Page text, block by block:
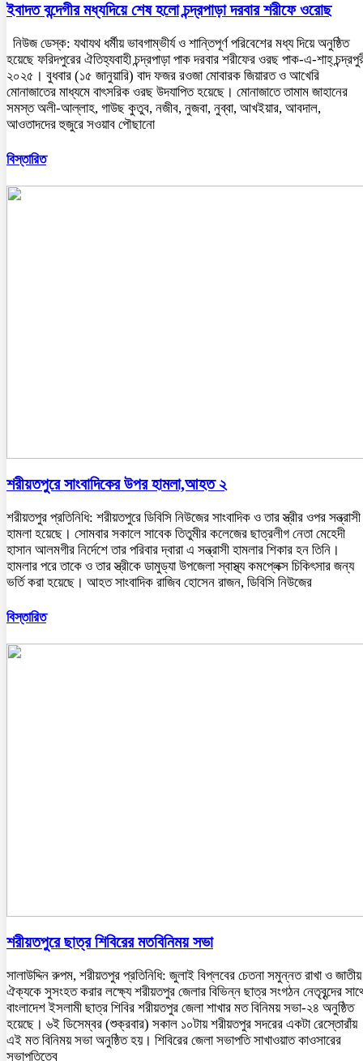
ইবাদত বন্দেগীর মধ্যদিয়ে শেষ হলো চন্দ্রপাড়া দরবার শরীফে ওরোছ
নিউজ ডেস্ক: যথাযথ ধর্মীয় ভাবগাম্ভীর্য ও শান্তিপূর্ণ পরিবেশের মধ্য দিয়ে অনুষ্ঠিত
হয়েছে ফরিদপুরের ঐতিহ্যবাহী চন্দ্রপাড়া পাক দরবার শরীফের ওরছ পাক-এ-শাহ্
২০২৫। বুধবার (১৫ জানুয়ারি) বাদ ফজর রওজা মোবারক জিয়ারত ও আখেরি
মোনাজাতের মাধ্যমে বাৎসরিক ওরছ উদযাপিত হয়েছে। মোনাজাতে তামাম জাহানের
সমস্ত অলী-আল্লাহ, গাউছ কুতুব, নজীব, নুজবা, নুব্বা, আখইয়ার, আবদাল,
আওতাদদের হুজুরে সওয়াব পৌছানো
বিস্তারিত
শরীয়তপুরে সাংবাদিকের উপর হামলা,আহত ২
শরীয়তপুর প্রতিনিধি: শরীয়তপুরে ডিবিসি নিউজের সাংবাদিক ও তার স্ত্রীর ওপর সন্ত্রাসী
হামলা হয়েছে। সোমবার সকালে সাবেক তিতুমীর কলেজের ছাত্রলীগ নেতা মেহেদী
হাসান আলমগীর নির্দেশে তার পরিবার দ্বারা এ সন্ত্রাসী হামলার শিকার হন তিনি।
হামলার পরে তাকে ও তার স্ত্রীকে ডামুড্যা উপজেলা স্বাস্থ্য কমপ্লেক্স চিকিৎসার জন্য
ভর্তি করা হয়েছে। আহত সাংবাদিক রাজিব হোসেন রাজন, ডিবিসি নিউজের
বিস্তারিত
শরীয়তপুরে ছাত্র শিবিরের মতবিনিময় সভা
সালাউদ্দিন রুপম, শরীয়তপুর প্রতিনিধি: জুলাই বিপ্লবের চেতনা সমুন্নত রাখা ও জাতীয়
ঐক্যকে সুসংহত করার লক্ষ্যে শরীয়তপুর জেলার বিভিন্ন ছাত্র সংগঠন নেতৃবৃন্দের
বাংলাদেশ ইসলামী ছাত্র শিবির শরীয়তপুর জেলা শাখার মত বিনিময় সভা-২৪ অনুষ্ঠিত
হয়েছে। ৬ই ডিসেম্বর (শুক্রবার) সকাল ১০টায় শরীয়তপুর সদরের একটা রেস্তোরাঁয়
এই মত বিনিময় সভা অনুষ্ঠিত হয়। শিবিরের জেলা সভাপতি সাখাওয়াত কাওসারের
সভাপতিত্বে